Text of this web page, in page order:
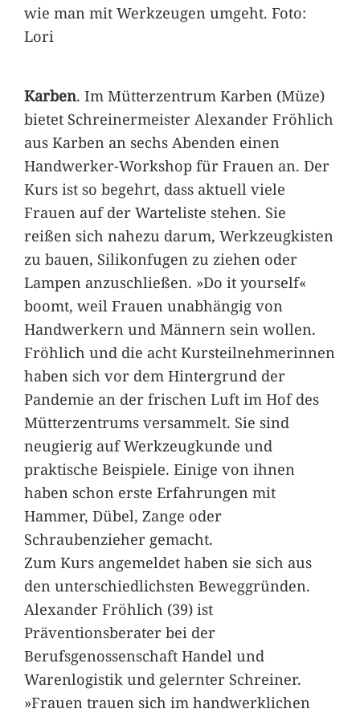
wie man mit Werkzeugen umgeht. Foto:
Lori
Karben. Im Mütterzentrum Karben (Müze)
bietet Schreinermeister Alexander Fröhlich
aus Karben an sechs Abenden einen
Handwerker-Workshop für Frauen an. Der
Kurs ist so begehrt, dass aktuell viele
Frauen auf der Warteliste stehen. Sie
reißen sich nahezu darum, Werkzeugkisten
zu bauen, Silikonfugen zu ziehen oder
Lampen anzuschließen. »Do it yourself«
boomt, weil Frauen unabhängig von
Handwerkern und Männern sein wollen.
Fröhlich und die acht Kursteilnehmerinnen
haben sich vor dem Hintergrund der
Pandemie an der frischen Luft im Hof des
Mütterzentrums versammelt. Sie sind
neugierig auf Werkzeugkunde und
praktische Beispiele. Einige von ihnen
haben schon erste Erfahrungen mit
Hammer, Dübel, Zange oder
Schraubenzieher gemacht.
Zum Kurs angemeldet haben sie sich aus
den unterschiedlichsten Beweggründen.
Alexander Fröhlich (39) ist
Präventionsberater bei der
Berufsgenossenschaft Handel und
Warenlogistik und gelernter Schreiner.
»Frauen trauen sich im handwerklichen